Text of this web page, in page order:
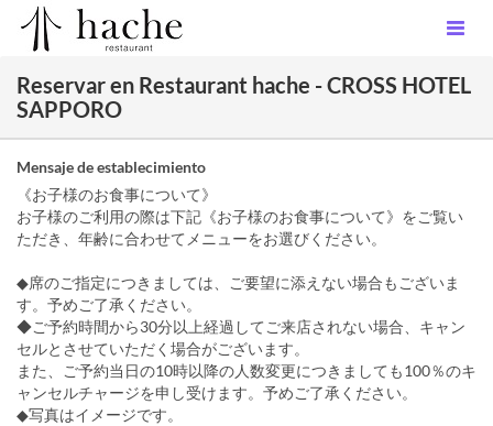
Reservar en Restaurant hache - CROSS HOTEL
SAPPORO
Mensaje de establecimiento
《お子様のお食事について》
お子様のご利用の際は下記《お子様のお食事について》をご覧い
ただき、年齢に合わせてメニューをお選びください。
◆席のご指定につきましては、ご要望に添えない場合もございま
す。予めご了承ください。
◆ご予約時間から30分以上経過してご来店されない場合、キャン
セルとさせていただく場合がございます。
また、ご予約当日の10時以降の人数変更につきましても100％のキ
ャンセルチャージを申し受けます。予めご了承ください。
◆写真はイメージです。